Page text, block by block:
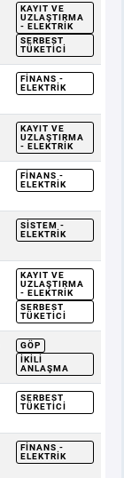
KAYIT VE
UZLAŞTIRMA
- ELEKTRIK
SERBEST
TÜKETICI
FINANS -
ELEKTRIK
KAYIT VE
UZLAŞTIRMA
- ELEKTRIK
FINANS -
ELEKTRIK
SISTEM -
ELEKTRIK
KAYIT VE
UZLAŞTIRMA
- ELEKTRIK
SERBEST
TÜKETICI
GÖP
İKILI
ANLAŞMA
SERBEST
TÜKETICI
FINANS -
ELEKTRIK